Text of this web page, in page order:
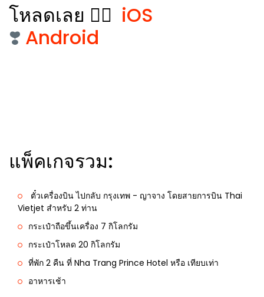
โหลดเลย 👉🏻 iOS
❣️ Android
แพ็คเกจรวม:
ตั๋วเครื่องบิน ไปกลับ กรุงเทพ - ญาจาง โดยสายการบิน Thai
Vietjet สำหรับ 2 ท่าน
กระเป๋าถือขึ้นเครื่อง 7 กิโลกรัม
กระเป๋าโหลด 20 กิโลกรัม
ที่พัก 2 คืน ที่ Nha Trang Prince Hotel หรือ เทียบเท่า
อาหารเช้า